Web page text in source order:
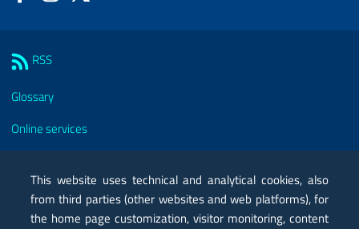
RSS
Glossary
Online services
Certified mail PEC
Privacy
This website uses technical and analytical cookies, also
from third parties (other websites and web platforms), for
the home page customization, visitor monitoring, content